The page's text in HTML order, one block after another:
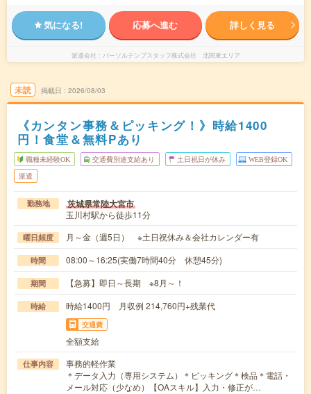
気になる! 応募へ進む 詳しく見る
派遣会社 パーソルテンプスタッフ株式会社 北関東エリア
未読 掲載日 2026/08/03
《カンタン事務＆ピッキング！》時給1400
円！食堂＆無料Pあり
職種未経験OK 交通費別途支給あり 土日祝日が休み WEB登録OK
派遣
勤務地 茨城県常陸大宮市
玉川村駅から徒歩11分
曜日頻度 月～金（週5日） ※土日祝休み＆会社カレンダー有
時間 08:00～16:25(実働7時間40分 休憩45分)
期間 【急募】即日～長期 ※8月～！
時給 時給1400円 月収例 214,760円+残業代
交通費
全額支給
仕事内容
事務的軽作業
＊データ入力（専用システム）＊ピッキング＊検品＊電話・
メール対応（少なめ）【OAスキル】入力・修正が…